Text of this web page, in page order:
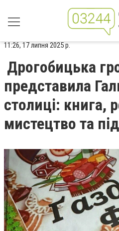
11:26, 17 липня 2025 р.
Дрогобицька
представила
столиці: книга,
мистецтво та